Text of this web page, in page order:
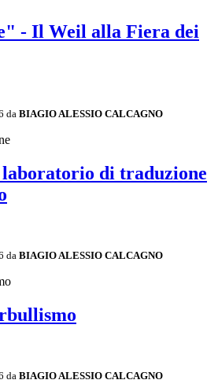
- Il Weil alla Fiera dei
da BIAGIO ALESSIO CALCAGNO
di traduzione
da BIAGIO ALESSIO CALCAGNO
da BIAGIO ALESSIO CALCAGNO